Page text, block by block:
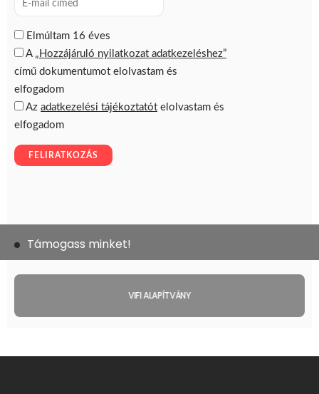
Támogass minket!
VIFI ALAPÍTVÁNY